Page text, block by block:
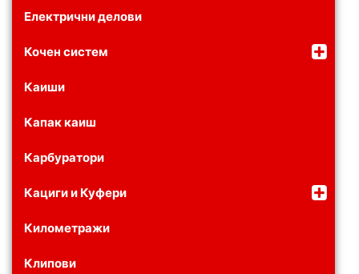
Електрични делови
Кочен систем
Каиши
Капак каиш
Карбуратори
Кациги и Куфери
Километражи
Клипови